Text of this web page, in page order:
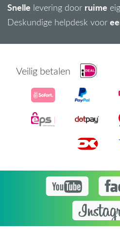
Snelle levering door ruime
Deskundige helpdesk voor
Veilig betalen